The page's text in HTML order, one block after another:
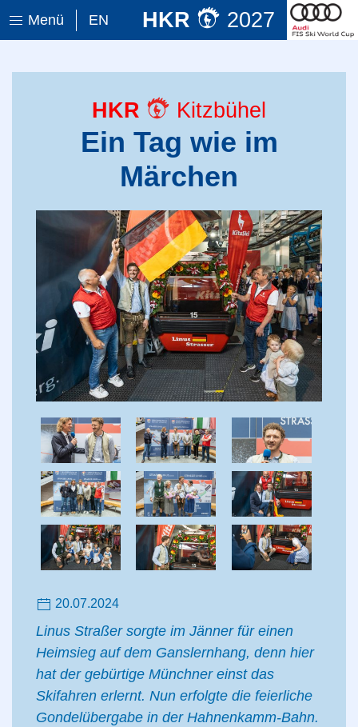
Menü EN HKR 2027
HKR Kitzbühel
Ein Tag wie im
Märchen
20.07.2024
Linus Straßer sorgte im Jänner für einen
Heimsieg auf dem Ganslernhang, denn hier
hat der gebürtige Münchner einst das
Skifahren erlernt. Nun erfolgte die feierliche
Gondelübergabe in der Hahnenkamm-Bahn.